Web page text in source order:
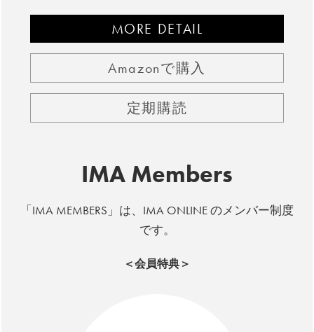
MORE DETAIL
Amazonで購入
定期購読
IMA Members
「IMA MEMBERS」は、IMA ONLINE のメンバー制度
です。
＜会員特典＞